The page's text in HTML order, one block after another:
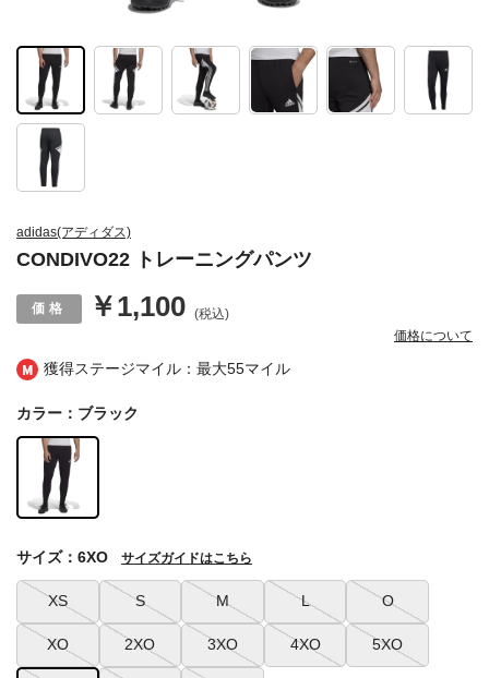
獲得ステージマイル：最大55マイル
adidas(アディダス)
CONDIVO22 トレーニングパンツ
￥1,100 (税込)
価格について
カラー：ブラック
XS S M L O
XO 2XO 3XO 4XO 5XO
サイズ：6XO サイズガイドはこちら